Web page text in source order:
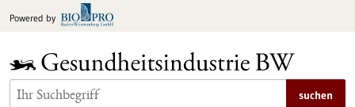
Inhalt
Powered by
suchen